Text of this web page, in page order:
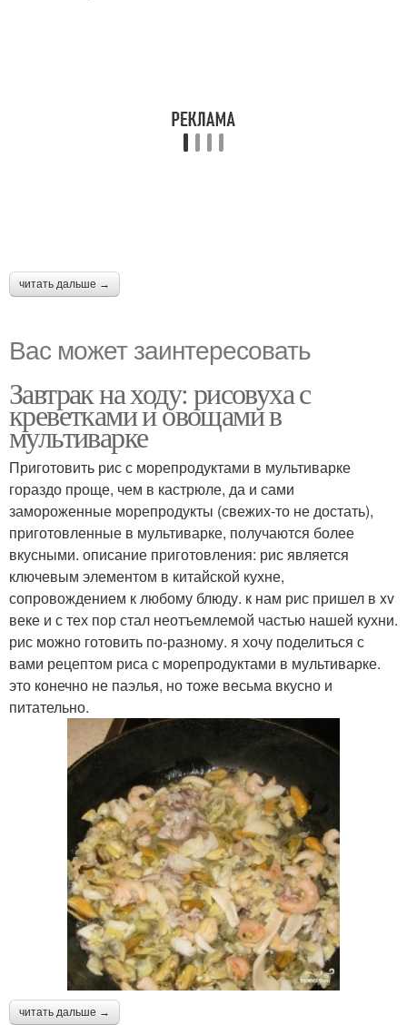
читать дальше →
Вас может заинтересовать
Завтрак на ходу: рисовуха с
креветками и овощами в
мультиварке
Приготовить рис с морепродуктами в мультиварке
гораздо проще, чем в кастрюле, да и сами
замороженные морепродукты (свежих-то не достать),
приготовленные в мультиварке, получаются более
вкусными. описание приготовления: рис является
ключевым элементом в китайской кухне,
сопровождением к любому блюду. к нам рис пришел в xv
веке и с тех пор стал неотъемлемой частью нашей кухни.
рис можно готовить по-разному. я хочу поделиться с
вами рецептом риса с морепродуктами в мультиварке.
это конечно не паэлья, но тоже весьма вкусно и
питательно.
читать дальше →